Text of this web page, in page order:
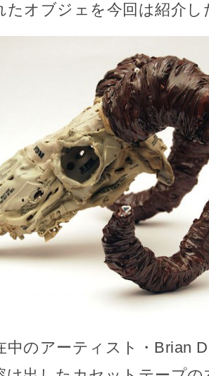
たオブジェを今回は紹介
中のアーティスト・Brian